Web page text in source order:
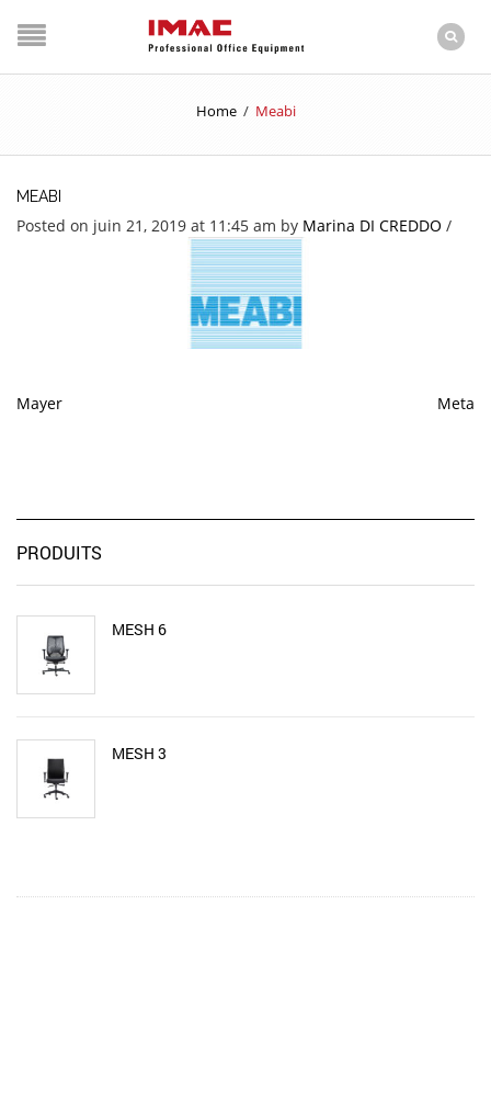
Home / Meabi
MEABI
Posted on juin 21, 2019 at 11:45 am by Marina DI CREDDO /
Mayer Meta
PRODUITS
MESH 6
MESH 3